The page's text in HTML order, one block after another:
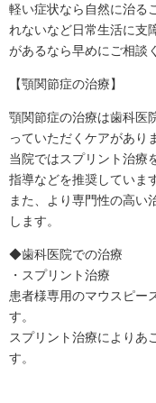
軽い症状なら自然に治る
れないなど日常生活に支
があるなら早めにご相談
【顎関節症の治療】
顎関節症の治療は歯科医
っていただくケアがあり
当院ではスプリント治療
指導などを推奨していま
また、より専門性の高い
します。
◆歯科医院での治療
・スプリント治療
患者様専用のマウスピー
す。
スプリント治療によりあ
す。